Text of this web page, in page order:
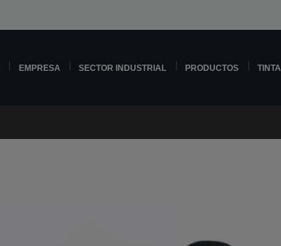
EMPRESA SECTOR INDUSTRIAL PRODUCTOS TINTA